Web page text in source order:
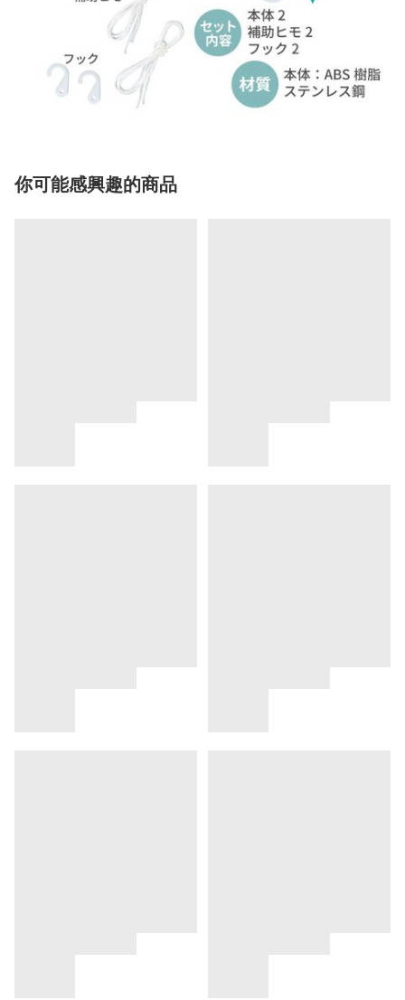
你可能感興趣的商品